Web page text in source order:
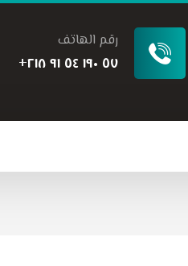
رقم الهاتف
٥٧ ١٩٠ ٥٤ ٩١ ٢١٨+